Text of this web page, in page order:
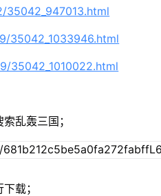
35042_947013.html
35042_1033946.html
35042_1010022.html
乱轰三国；
载；